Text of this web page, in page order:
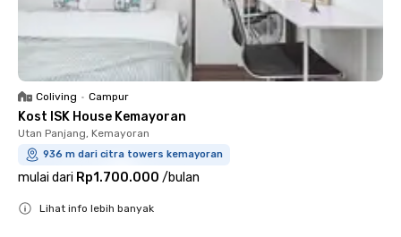
Coliving • Campur
Kost ISK House Kemayoran
Utan Panjang, Kemayoran
936 m dari citra towers kemayoran
mulai dari Rp1.700.000 /bulan
Lihat info lebih banyak